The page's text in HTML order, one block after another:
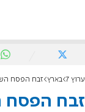
ערוץ 7 בארץ זבח הפסח
זבח הפסח